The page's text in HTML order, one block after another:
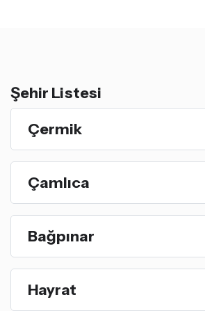
Şehir Listesi
Çermik
Çamlıca
Bağpınar
Hayrat